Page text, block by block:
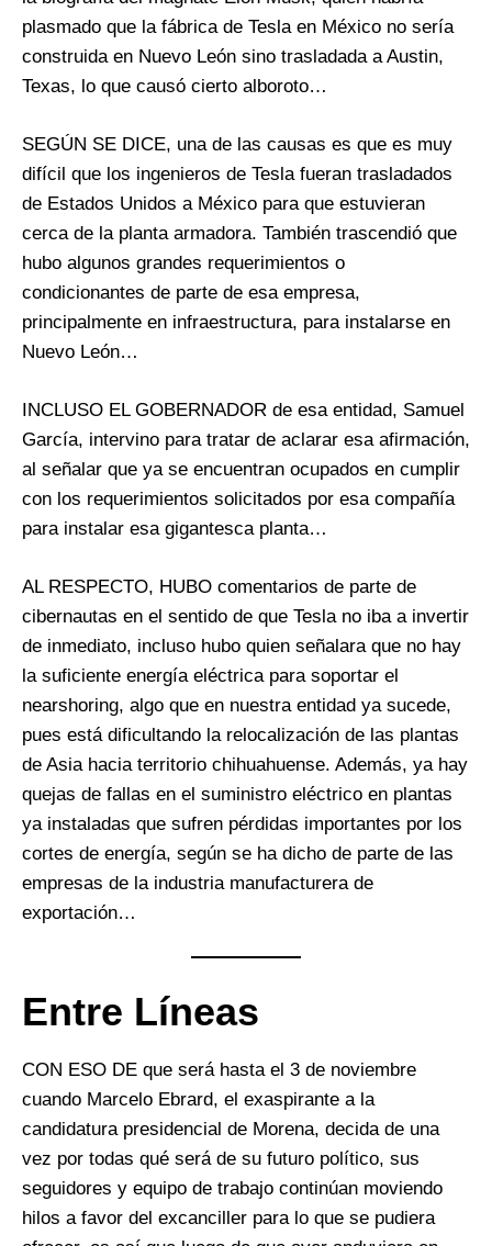
plasmado que la fábrica de Tesla en México no sería
construida en Nuevo León sino trasladada a Austin,
Texas, lo que causó cierto alboroto…
SEGÚN SE DICE, una de las causas es que es muy
difícil que los ingenieros de Tesla fueran trasladados
de Estados Unidos a México para que estuvieran
cerca de la planta armadora. También trascendió que
hubo algunos grandes requerimientos o
condicionantes de parte de esa empresa,
principalmente en infraestructura, para instalarse en
Nuevo León…
INCLUSO EL GOBERNADOR de esa entidad, Samuel
García, intervino para tratar de aclarar esa afirmación,
al señalar que ya se encuentran ocupados en cumplir
con los requerimientos solicitados por esa compañía
para instalar esa gigantesca planta…
AL RESPECTO, HUBO comentarios de parte de
cibernautas en el sentido de que Tesla no iba a invertir
de inmediato, incluso hubo quien señalara que no hay
la suficiente energía eléctrica para soportar el
nearshoring, algo que en nuestra entidad ya sucede,
pues está dificultando la relocalización de las plantas
de Asia hacia territorio chihuahuense. Además, ya hay
quejas de fallas en el suministro eléctrico en plantas
ya instaladas que sufren pérdidas importantes por los
cortes de energía, según se ha dicho de parte de las
empresas de la industria manufacturera de
exportación…
Entre Líneas
CON ESO DE que será hasta el 3 de noviembre
cuando Marcelo Ebrard, el exaspirante a la
candidatura presidencial de Morena, decida de una
vez por todas qué será de su futuro político, sus
seguidores y equipo de trabajo continúan moviendo
hilos a favor del excanciller para lo que se pudiera